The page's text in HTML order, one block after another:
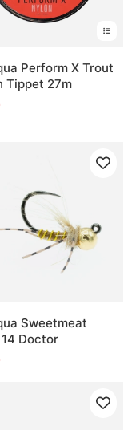
Perform X Trout
Tippet 27m
Sweetmeat
Doctor